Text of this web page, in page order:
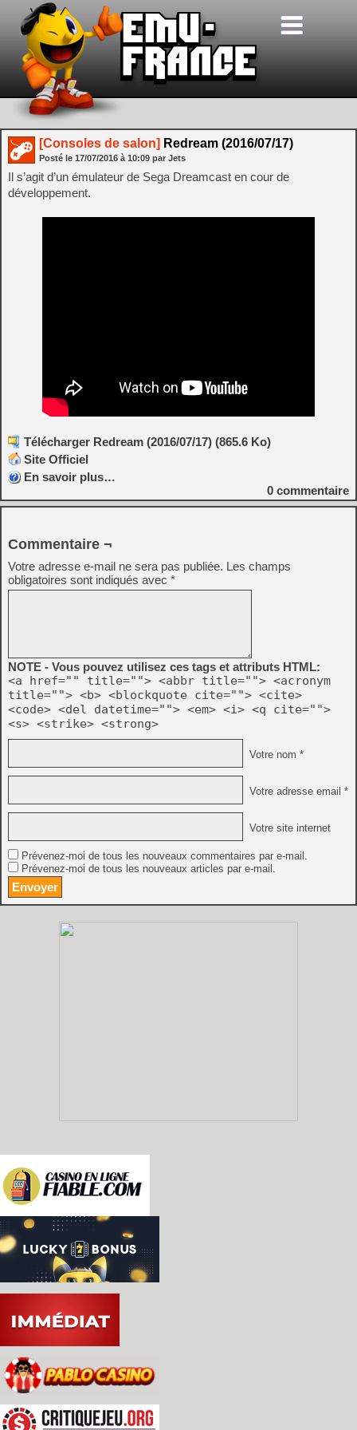
[Consoles de salon] Redream (2016/07/17)
Posté le 17/07/2016 à 10:09 par Jets
Il s’agit d’un émulateur de Sega Dreamcast en cour de
développement.
Télécharger Redream (2016/07/17) (865.6 Ko)
Site Officiel
En savoir plus…
0 commentaire
Commentaire ¬
Votre adresse e-mail ne sera pas publiée. Les champs
obligatoires sont indiqués avec *
NOTE - Vous pouvez utilisez ces tags et attributs HTML:
<a href="" title=""> <abbr title=""> <acronym
title=""> <b> <blockquote cite=""> <cite>
<code> <del datetime=""> <em> <i> <q cite="">
<s> <strike> <strong>
Votre nom *
Votre adresse email *
Votre site internet
Prévenez-moi de tous les nouveaux commentaires par e-mail.
Prévenez-moi de tous les nouveaux articles par e-mail.